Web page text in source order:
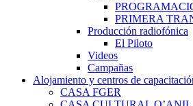
PRIMERA
Producción radiofónica
El Piloto
Videos
Campañas
Alojamiento y centros de
CASA FGER